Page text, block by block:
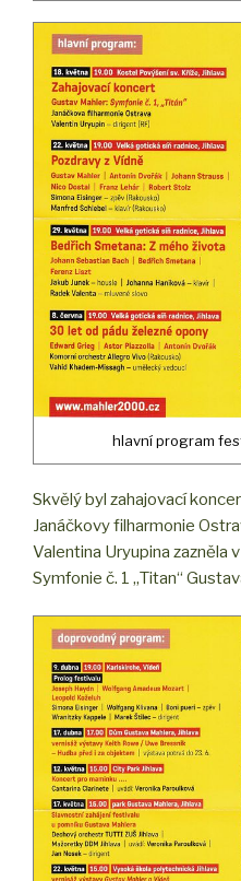
hlavní program
Skvělý byl zahajovací
Janáčkovy filharmonie
Valentina Uryupina zazněla
Symfonie č. 1 „Titan“